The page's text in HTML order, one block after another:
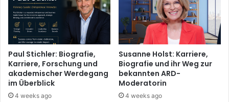
Paul Stichler: Biografie,
Karriere, Forschung und
akademischer Werdegang
im Überblick
4 weeks ago
Susanne Holst: Karriere,
Biografie und ihr Weg zur
bekannten ARD-
Moderatorin
4 weeks ago